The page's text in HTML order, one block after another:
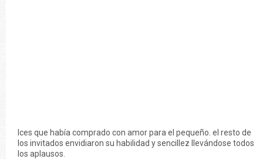
lces que había comprado con amor para el pequeño. el resto de
los invitados envidiaron su habilidad y sencillez llevándose todos
los aplausos.